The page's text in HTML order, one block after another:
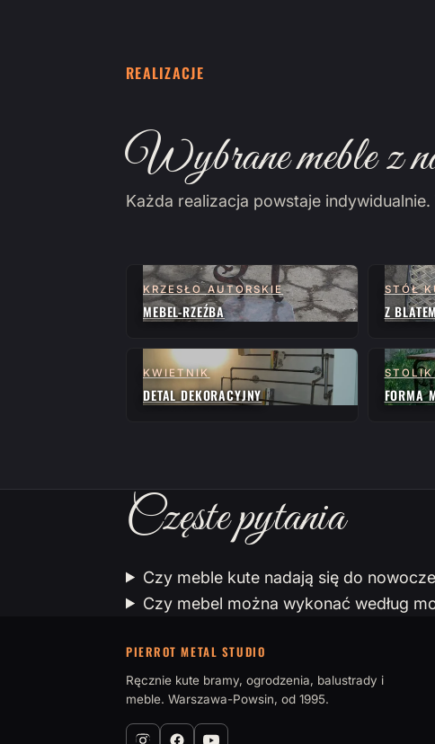
REALIZACJE
Wybrane meble z
Każda realizacja powstaje
KRZESŁO AUTORSKIE
MEBEL-RZEŹBA
STÓŁ
Z
KWIETNIK
DETAL DEKORACYJNY FORMA
Częste pytania
Czy meble kute nadają się do
Czy mebel można wykonać według
PIERROT METAL STUDIO
Ręcznie kute bramy, ogrodzenia, balustrady i
meble. Warszawa-Powsin, od 1995.